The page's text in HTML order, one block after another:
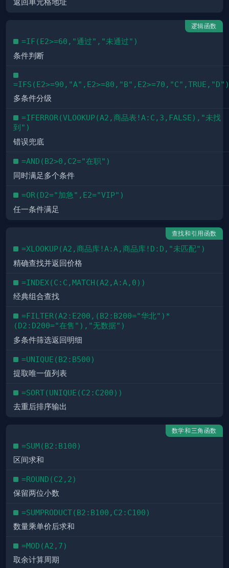
返回单元格地址
逻辑函数
=IF(E2>=60,"通过","未通过")
条件判断
=IFS(E2>=90,"A",E2>=80,"B",E2>=70,"C",TRUE,"D")
多条件分级
=IFERROR(VLOOKUP(A2,商品表!A:C,3,FALSE),"未找
到")
错误兜底
=AND(B2>0,C2="在职")
同时满足多个条件
=OR(D2="加急",E2="VIP")
任一条件满足
查找和引用函数
=XLOOKUP(A2,商品库!A:A,商品库!D:D,"未匹配")
精确查找并返回价格
=INDEX(C:C,MATCH(A2,A:A,0))
经典组合查找
=FILTER(A2:E200,(B2:B200="华北")*
(D2:D200="在售"),"无数据")
多条件筛选返回明细
=UNIQUE(B2:B500)
提取唯一值列表
=SORT(UNIQUE(C2:C200))
去重后排序输出
数学和三角函数
=SUM(B2:B100)
区间求和
=ROUND(C2,2)
保留两位小数
=SUMPRODUCT(B2:B100,C2:C100)
数量乘单价后求和
=MOD(A2,7)
取余计算周期